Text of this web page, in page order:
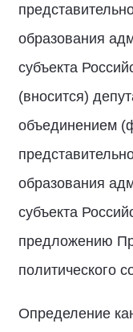
образования
субъекта
(вносится)
объединением
образования
субъекта
предложению
политического
Определение